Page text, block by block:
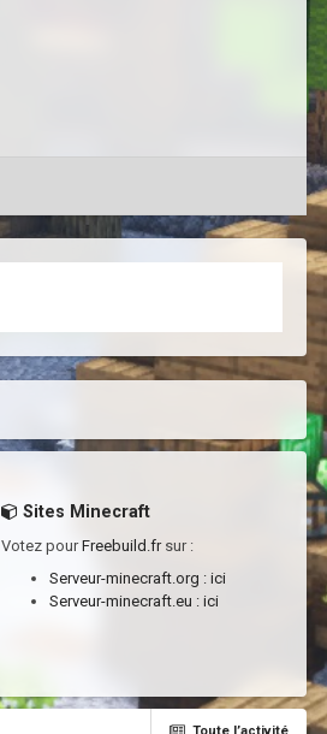
Sites Minecraft
Votez pourFreebuild.frsur :
Serveur-minecraft.org : ici
Serveur-minecraft.eu : ici